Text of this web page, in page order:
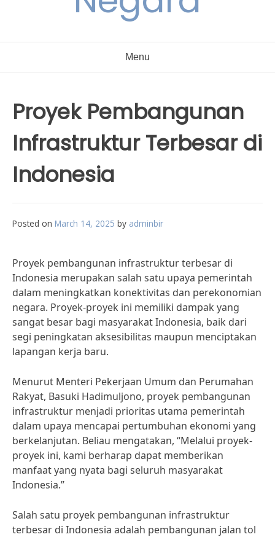
Menu
Proyek Pembangunan
Infrastruktur Terbesar di
Indonesia
Posted on March 14, 2025 by adminbir
Proyek pembangunan infrastruktur terbesar di
Indonesia merupakan salah satu upaya pemerintah
dalam meningkatkan konektivitas dan perekonomian
negara. Proyek-proyek ini memiliki dampak yang
sangat besar bagi masyarakat Indonesia, baik dari
segi peningkatan aksesibilitas maupun menciptakan
lapangan kerja baru.
Menurut Menteri Pekerjaan Umum dan Perumahan
Rakyat, Basuki Hadimuljono, proyek pembangunan
infrastruktur menjadi prioritas utama pemerintah
dalam upaya mencapai pertumbuhan ekonomi yang
berkelanjutan. Beliau mengatakan, “Melalui proyek-
proyek ini, kami berharap dapat memberikan
manfaat yang nyata bagi seluruh masyarakat
Indonesia.”
Salah satu proyek pembangunan infrastruktur
terbesar di Indonesia adalah pembangunan jalan tol